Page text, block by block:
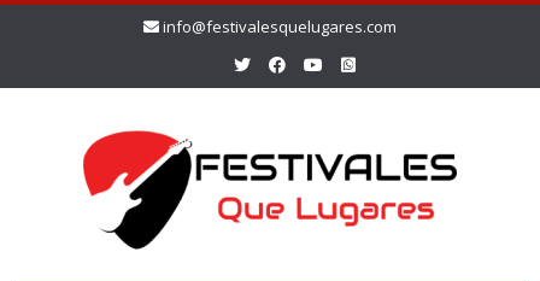
info@festivalesquelugares.com